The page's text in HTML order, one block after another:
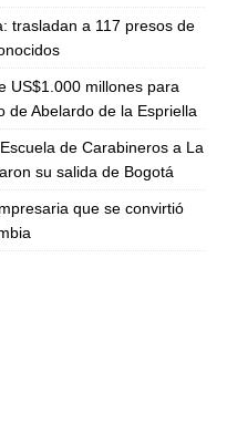
trasladan a 117 presos de
US$1.000 millones para
de Abelardo de la Espriella
de Carabineros a La
su salida de Bogotá
que se convirtió